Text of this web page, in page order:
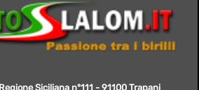
Siciliana n°111 - 91100 Trapani